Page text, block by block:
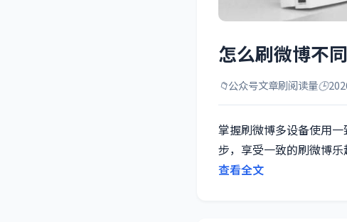
怎么刷微博不
📁公众号文章刷阅读量🕒
掌握刷微博多设备使用
步，享受一致的刷微博乐
查看全文